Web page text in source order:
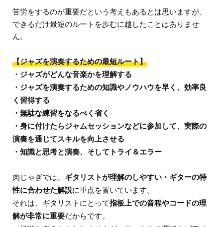
苦労をするのが重要だという考えもあるとは思いますが、
できるだけ最短のルートを歩むに越したことはありませ
ん。
【ジャズを演奏するための最短ルート】
・ジャズがどんな音楽かを理解する
・ジャズを演奏するための知識やノウハウを早く、効率良
く習得する
・無駄な練習をなるべく省く
・身に付けたらジャムセッションなどに参加して、実際の
演奏を通じてスキルを向上させる
・知識と思考と演奏、そしてトライ＆エラー
肉じゃぎでは、 ギタリストが理解のしやすい・ギターの特
性に合わせた解説に重点を置いています。
それは、ギタリストにとって指板上での音程やコードの理
解が非常に重要だからです。